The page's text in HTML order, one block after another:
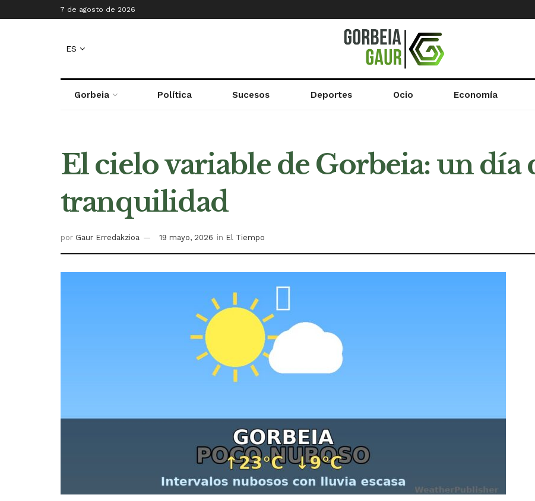
7 de agosto de 2026
ES
Gorbeia Política Sucesos Deportes Ocio Economía
El cielo variable de Gorbeia: un día
tranquilidad
por Gaur Erredakzioa 19 mayo, 2026 in El Tiempo